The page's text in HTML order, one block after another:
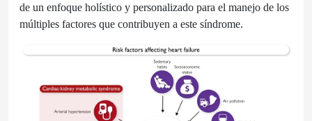
de un enfoque holístico y personalizado para el manejo de los
múltiples factores que contribuyen a este síndrome.